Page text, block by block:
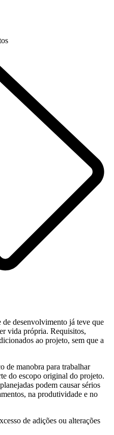
desenvolvimento já teve que
vida própria. Requisitos,
ao projeto, sem que a
de manobra para trabalhar
do escopo original do projeto.
podem causar sérios
na produtividade e no
de adições ou alterações